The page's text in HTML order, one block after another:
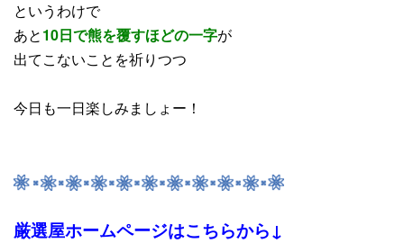
というわけで
あと10日で熊を覆すほどの一字が
出てこないことを祈りつつ
今日も一日楽しみましょー！
厳選屋ホームページはこちらから↓